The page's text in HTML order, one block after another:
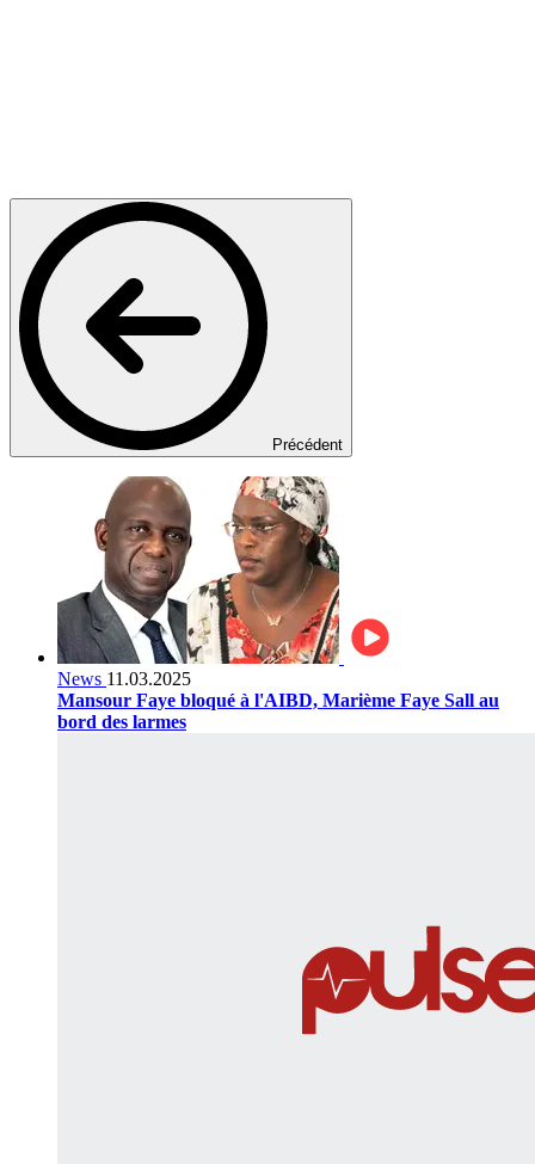
Précédent
News 11.03.2025
Mansour Faye bloqué à l'AIBD, Marième Faye Sall au
bord des larmes